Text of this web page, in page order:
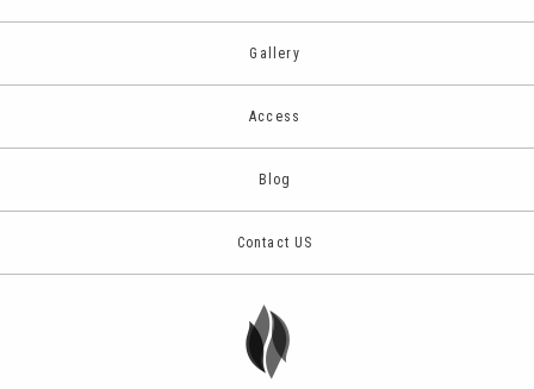
Gallery
Access
Blog
Contact US